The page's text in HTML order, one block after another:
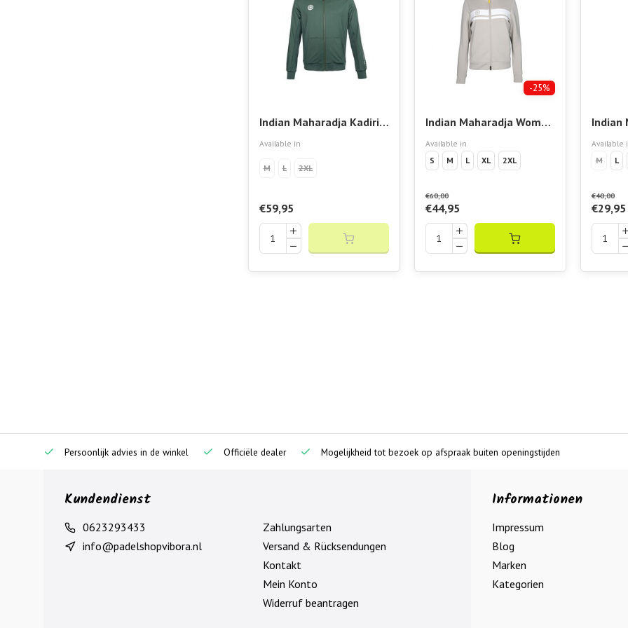
Indian Maharadja Kadiri
Men Hooded Jacket
Available in
M L 2XL
€59,95
-25%
Indian Maharadja Women
Soft Supreme Jacket
Available in
S
M L XL 2XL
€60,00
€44,95
Indian
Orange
Available
M
L
€40,00
€29,95
Persoonlijk advies in de winkel Officiële dealer Mogelijkheid tot bezoek op afspraak buiten openingstijden
Kundendienst
0623293433
info@padelshopvibora.nl
Zahlungsarten
Versand & Rücksendungen
Kontakt
Mein Konto
Widerruf beantragen
Informationen
Impressum
Blog
Marken
Kategorien